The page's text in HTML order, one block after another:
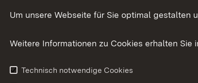
Ministerium
Wirtschaftsstandort
Urlaubs- und Kulturland
In
Um unsere Webseite für Sie optimal gestalten
Weitere Informationen zu Cookies erhalten Sie
Technisch notwendige Cookies